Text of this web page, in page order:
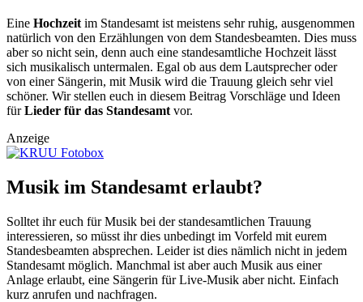
Eine Hochzeit im Standesamt ist meistens sehr ruhig, ausgenommen
natürlich von den Erzählungen von dem Standesbeamten. Dies muss
aber so nicht sein, denn auch eine standesamtliche Hochzeit lässt
sich musikalisch untermalen. Egal ob aus dem Lautsprecher oder
von einer Sängerin, mit Musik wird die Trauung gleich sehr viel
schöner. Wir stellen euch in diesem Beitrag Vorschläge und Ideen
fürLieder für das Standesamt vor.
Anzeige
Musik im Standesamt erlaubt?
Solltet ihr euch für Musik bei der standesamtlichen Trauung
interessieren, so müsst ihr dies unbedingt im Vorfeld mit eurem
Standesbeamten absprechen. Leider ist dies nämlich nicht in jedem
Standesamt möglich. Manchmal ist aber auch Musik aus einer
Anlage erlaubt, eine Sängerin für Live-Musik aber nicht. Einfach
kurz anrufen und nachfragen.